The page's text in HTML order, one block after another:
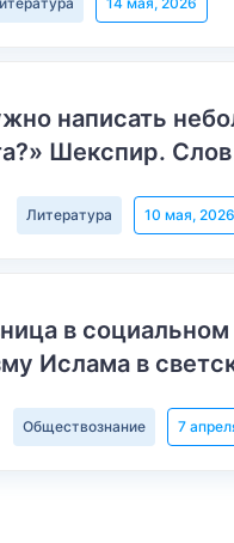
написать
Шекспир.
Литература 10 мая, 2026
в
Ислама в
Обществознание 7